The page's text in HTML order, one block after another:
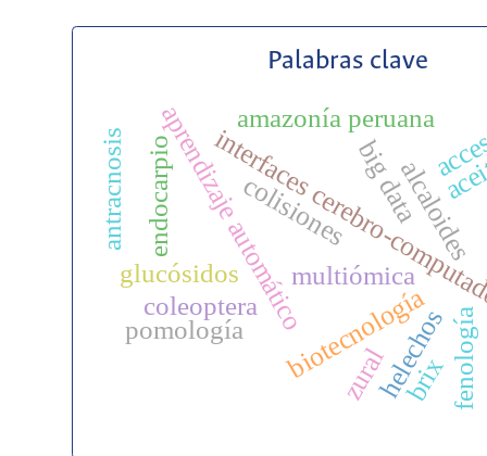
Palabras clave
aprendizaje automático big data
interfaces cerebro-
multiómica
alcaloides
biotecnología
glucósidos
fenología
helechos
zural
amazonía peruana
coleoptera
brix
endocarpio
pomología
colisiones
antracnosis